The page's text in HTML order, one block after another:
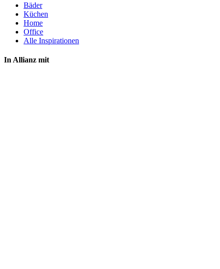
Bäder
Küchen
Home
Office
Alle Inspirationen
In Allianz mit